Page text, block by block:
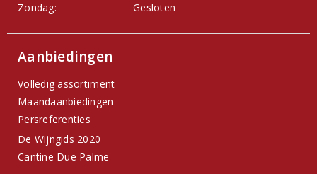
Zondag:
Gesloten
Aanbiedingen
Volledig assortiment
Maandaanbiedingen
Persreferenties
De Wijngids 2020
Cantine Due Palme